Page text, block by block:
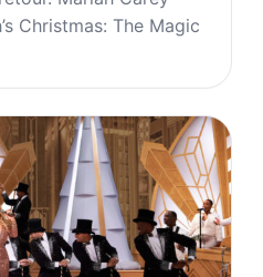
Christmas: The Magic